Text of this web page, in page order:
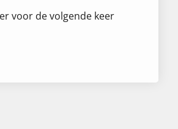
voor de volgende keer